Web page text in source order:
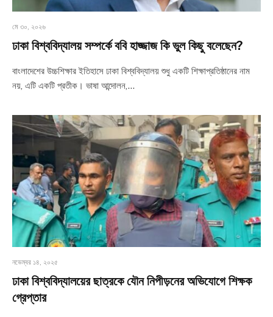
মে ৩০, ২০২৬
ঢাকা বিশ্ববিদ্যালয় সম্পর্কে ববি হাজ্জাজ কি ভুল কিছু বলেছেন?
বাংলাদেশের উচ্চশিক্ষার ইতিহাসে ঢাকা বিশ্ববিদ্যালয় শুধু একটি শিক্ষাপ্রতিষ্ঠানের নাম
নয়, এটি একটি প্রতীক। ভাষা আন্দোলন,…
নভেম্বর ১৪, ২০২৫
ঢাকা বিশ্ববিদ্যালয়ের ছাত্রকে যৌন নিপীড়নের অভিযোগে শিক্ষক
গ্রেপ্তার